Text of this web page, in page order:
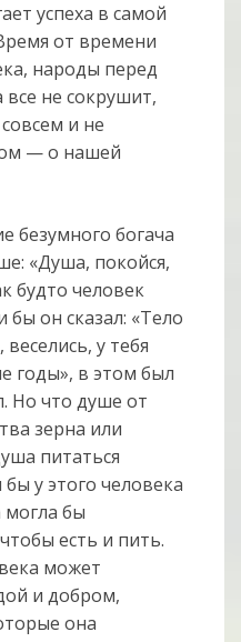
успеха в самой
от времени
народы перед
не сокрушит,
и не
— о нашей
безумного богача
«Душа, покойся,
будто человек
бы он сказал: «Тело
у тебя
годы», в этом был
Но что душе от
зерна или
питаться
у этого человека
бы
есть и пить.
может
и добром,
она